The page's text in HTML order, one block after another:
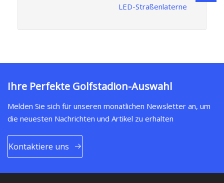
LED-Straßenlaterne
Ihre Perfekte Golfstadion-Auswahl
Melden Sie sich für unseren monatlichen Newsletter an, um
die neuesten Nachrichten und Artikel zu erhalten
Kontaktiere uns